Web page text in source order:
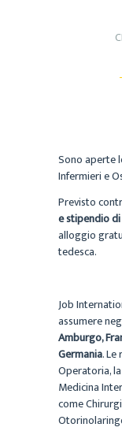
Sono aperte
Infermieri e
Previsto
estipendio
alloggio
tedesca.
Job
assumere
Amburgo,
Germania.
Operatoria,
Medicina
come